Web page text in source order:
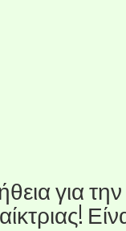
για την